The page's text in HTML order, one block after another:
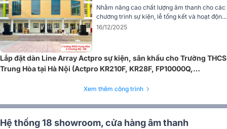
Nhằm nâng cao chất lượng âm thanh cho các
chương trình sự kiện, lễ tổng kết và hoạt độn...
16/12/2025
Lắp đặt dàn Line Array Actpro sự kiện, sân khấu cho Trường THCS
Trung Hòa tại Hà Nội (Actpro KR210F, KR28F, FP10000Q,
Xem thêm công trình
Hệ thống 18 showroom, cửa hàng âm thanh